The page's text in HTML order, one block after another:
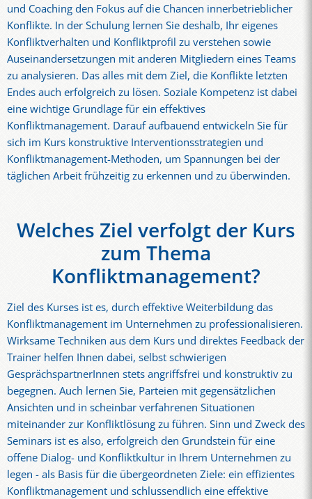
und Coaching den Fokus auf die Chancen innerbetrieblicher
Konflikte. In der Schulung lernen Sie deshalb, Ihr eigenes
Konfliktverhalten und Konfliktprofil zu verstehen sowie
Auseinandersetzungen mit anderen Mitgliedern eines Teams
zu analysieren. Das alles mit dem Ziel, die Konflikte letzten
Endes auch erfolgreich zu lösen. Soziale Kompetenz ist dabei
eine wichtige Grundlage für ein effektives
Konfliktmanagement. Darauf aufbauend entwickeln Sie für
sich im Kurs konstruktive Interventionsstrategien und
Konfliktmanagement-Methoden, um Spannungen bei der
täglichen Arbeit frühzeitig zu erkennen und zu überwinden.
Welches Ziel verfolgt der Kurs
zum Thema
Konfliktmanagement?
Ziel des Kurses ist es, durch effektive Weiterbildung das
Konfliktmanagement im Unternehmen zu professionalisieren.
Wirksame Techniken aus dem Kurs und direktes Feedback der
Trainer helfen Ihnen dabei, selbst schwierigen
GesprächspartnerInnen stets angriffsfrei und konstruktiv zu
begegnen. Auch lernen Sie, Parteien mit gegensätzlichen
Ansichten und in scheinbar verfahrenen Situationen
miteinander zur Konfliktlösung zu führen. Sinn und Zweck des
Seminars ist es also, erfolgreich den Grundstein für eine
offene Dialog- und Konfliktkultur in Ihrem Unternehmen zu
legen - als Basis für die übergeordneten Ziele: ein effizientes
Konfliktmanagement und schlussendlich eine effektive